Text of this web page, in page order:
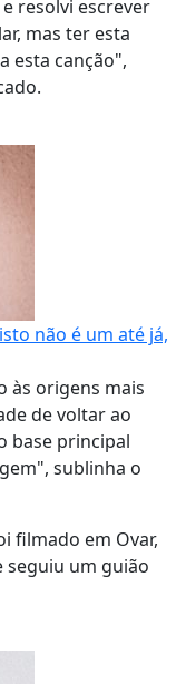
resolvi escrever
mas ter esta
esta canção",
não é um até já,
às origens mais
de voltar ao
base principal
sublinha o
filmado em Ovar,
seguiu um guião